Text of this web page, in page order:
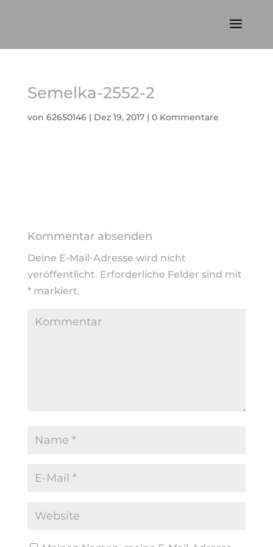
Semelka-2552-2
von 62650146| Dez 19, 2017| 0 Kommentare
Kommentar absenden
Deine E-Mail-Adresse wird nicht
veröffentlicht. Erforderliche Felder sind mit
*markiert.